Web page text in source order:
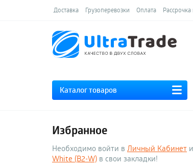
Доставка Грузоперевозки Оплата
Каталог товаров
Избранное
Необходимо войти в Личный Кабинет
White (B2-W) в свои закладки!